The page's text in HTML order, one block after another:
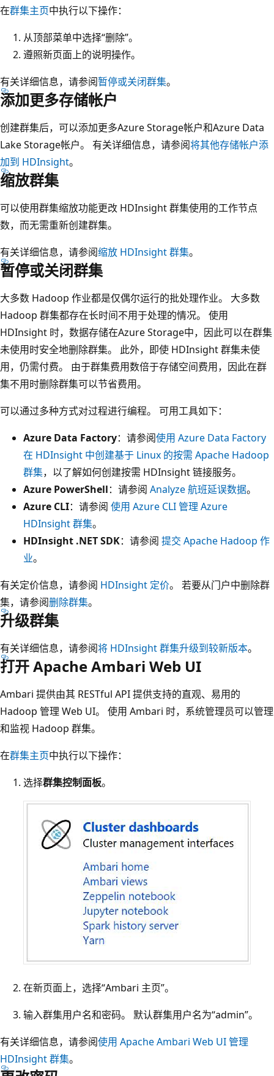
在群集主页中执行以下操作：
从顶部菜单中选择“删除”。
遵照新页面上的说明操作。
有关详细信息，请参阅暂停或关闭群集。
添加更多存储帐户
创建群集后，可以添加更多Azure Storage帐户和Azure Data
Lake Storage帐户。 有关详细信息，请参阅将其他存储帐户添
加到 HDInsight。
缩放群集
可以使用群集缩放功能更改 HDInsight 群集使用的工作节点
数，而无需重新创建群集。
有关详细信息，请参阅缩放 HDInsight 群集。
暂停或关闭群集
大多数 Hadoop 作业都是仅偶尔运行的批处理作业。 大多数
Hadoop 群集都存在长时间不用于处理的情况。 使用
HDInsight 时，数据存储在Azure Storage中，因此可以在群集
未使用时安全地删除群集。 此外，即使 HDInsight 群集未使
用，仍需付费。 由于群集费用数倍于存储空间费用，因此在群
集不用时删除群集可以节省费用。
可以通过多种方式对过程进行编程。 可用工具如下：
Azure Data Factory：请参阅使用 Azure Data Factory
在 HDInsight 中创建基于 Linux 的按需 Apache Hadoop
群集，以了解如何创建按需 HDInsight 链接服务。
Azure PowerShell：请参阅 Analyze 航班延误数据。
Azure CLI：请参阅 使用 Azure CLI 管理 Azure
HDInsight 群集。
HDInsight .NET SDK：请参阅 提交 Apache Hadoop 作
业。
有关定价信息，请参阅 HDInsight 定价。 若要从门户中删除群
集，请参阅删除群集。
升级群集
有关详细信息，请参阅将 HDInsight 群集升级到较新版本。
打开 Apache Ambari Web UI
Ambari 提供由其 RESTful API 提供支持的直观、易用的
Hadoop 管理 Web UI。 使用 Ambari 时，系统管理员可以管理
和监视 Hadoop 群集。
在群集主页中执行以下操作：
选择群集控制面板。
在新页面上，选择“Ambari 主页”。
输入群集用户名和密码。 默认群集用户名为“admin”。
有关详细信息，请参阅使用 Apache Ambari Web UI 管理
HDInsight 群集。